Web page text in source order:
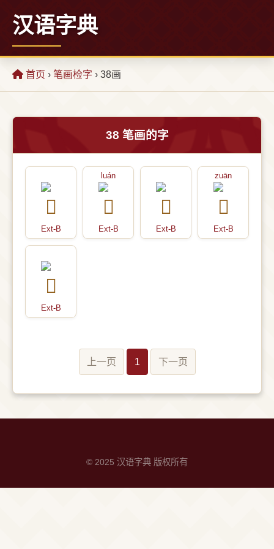
汉语字典
首页 › 笔画检字 › 38画
38 笔画的字
Ext-B
luán
Ext-B Ext-B
zuān
Ext-B
Ext-B
上一页 1 下一页
© 2025 汉语字典 版权所有